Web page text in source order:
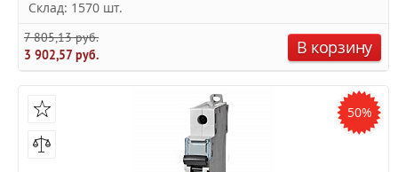
Склад: 1570 шт.
7 805,13 руб.
3 902,57 руб.
В корзину
50%